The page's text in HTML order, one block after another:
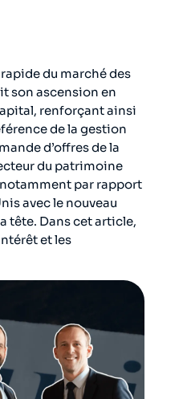
du marché des
son ascension en
renforçant ainsi
de la gestion
d’offres de la
du patrimoine
notamment par rapport
avec le nouveau
tête. Dans cet article,
et les